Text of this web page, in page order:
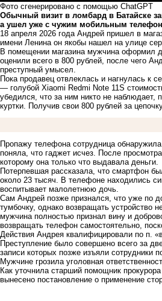
Фото сгенерировано с помощью ChatGPT
Обычный визит в ломбард в Батайске
а ушел уже с чужим мобильным
18 апреля 2026 года Андрей пришел в
имени Ленина он якобы нашел на улице
В помещении магазина мужчина оформил
оценили всего в 800 рублей, после чего
преступный умысел.
Пока продавец отвлеклась и нагнулась
— голубой Xiaomi Redmi Note 11S
убедился, что за ним никто не наблюдает,
куртки. Получив свои 800 рублей за
Пропажу телефона сотрудница
поняла, что гаджет исчез. После
которому она только что выдавала деньги.
Потерпевшая рассказала, что смартфон
около 23 тысяч. В телефоне находились
воспитывает малолетнюю дочь.
Сам Андрей позже признался, что уже по
тумбочку, однако возвращать
мужчина полностью признал вину и
возвращать телефон самостоятельно,
Действия Андрея квалифицировали по п.
Преступление было совершено всего за
записи которых позже изъяли сотрудники
Мужчине грозила уголовная
Как уточнила старший помощник
вынесено постановление о применение